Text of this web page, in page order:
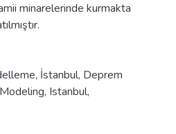
minarelerinde kurmakta
, İstanbul, Deprem
, Istanbul,